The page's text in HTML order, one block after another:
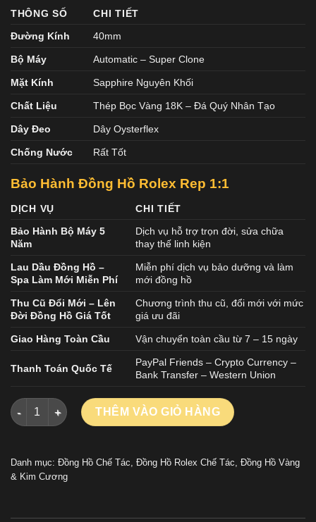
THÔNG SỐ
CHI TIẾT
Đường Kính
40mm
Bộ Máy Automatic – Super Clone
Mặt Kính Sapphire Nguyên Khối
Chất Liệu Thép Bọc Vàng 18K – Đá Quý Nhân Tạo
Dây Đeo Dây Oysterflex
Chống Nước Rất Tốt
Bảo Hành Đồng Hồ Rolex Rep 1:1
DỊCH VỤ
CHI TIẾT
Bảo Hành Bộ Máy 5
Năm
Dịch vụ hỗ trợ trọn đời, sửa chữa
thay thế linh kiện
Lau Dầu Đồng Hồ –
Spa Làm Mới Miễn Phí
Miễn phí dịch vụ bảo dưỡng và làm
mới đồng hồ
Thu Cũ Đổi Mới – Lên
Đời Đồng Hồ Giá Tốt
Chương trình thu cũ, đổi mới với mức
giá ưu đãi
Giao Hàng Toàn Cầu Vận chuyển toàn cầu từ 7 – 15 ngày
Thanh Toán Quốc Tế
PayPal Friends – Crypto Currency –
Bank Transfer – Western Union
Đồng Hồ Rolex 1 1 Daytona 116595RBOW Rainbow Bọc Vàng
THÊM VÀO GIỎ HÀNG
Danh mục: Đồng Hồ Chế Tác, Đồng Hồ Rolex Chế Tác, Đồng Hồ Vàng
& Kim Cương